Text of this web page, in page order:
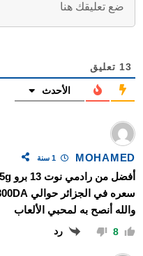
13 تعليق
الأحدث
MOHAMED
أفضل من رادمي نوت 13 برو 5g رغم أنه أغلى منه
سعره في الجزائر حوالي 5300DA
والله أنصح به لمحبي الألعاب
8 رد